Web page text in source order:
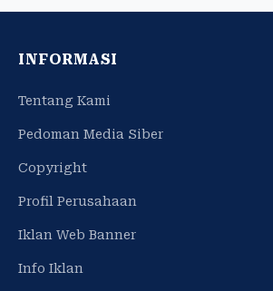
INFORMASI
Tentang Kami
Pedoman Media Siber
Copyright
Profil Perusahaan
Iklan Web Banner
Info Iklan